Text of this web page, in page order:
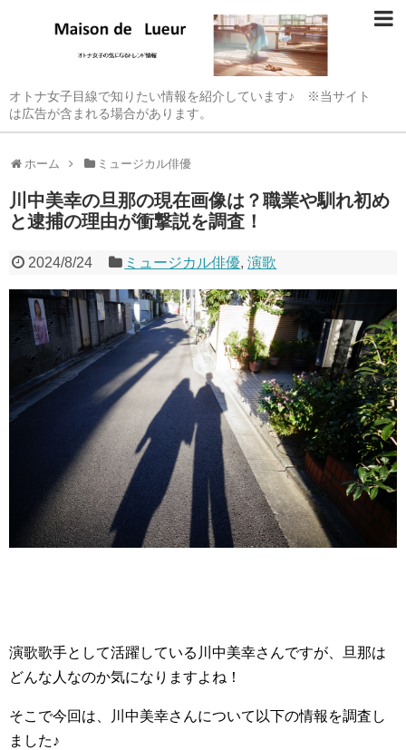
オトナ女子目線で知りたい情報を紹介しています♪ ※当サイト
は広告が含まれる場合があります。
ホーム ミュージカル俳優
川中美幸の旦那の現在画像は？職業や馴れ初め
と逮捕の理由が衝撃説を調査！
2024/8/24 ミュージカル俳優,演歌
演歌歌手として活躍している川中美幸さんですが、旦那は
どんな人なのか気になりますよね！
そこで今回は、川中美幸さんについて以下の情報を調査し
ました♪